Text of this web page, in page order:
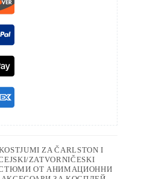
ZA ČARLSTON I
ZATVORNIČESKI
ОТ АНИМАЦИОННИ